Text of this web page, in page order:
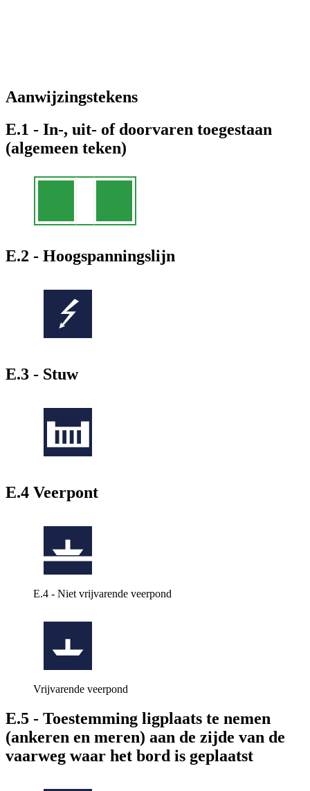
Aanwijzingstekens
E.1 - In-, uit- of doorvaren toegestaan
(algemeen teken)
E.2 - Hoogspanningslijn
E.3 - Stuw
E.4 Veerpont
E.4 - Niet vrijvarende veerpond
Vrijvarende veerpond
E.5 - Toestemming ligplaats te nemen
(ankeren en meren) aan de zijde van de
vaarweg waar het bord is geplaatst